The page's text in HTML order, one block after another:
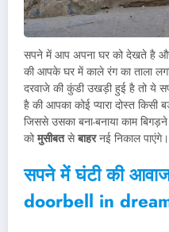
सपने में आप अपना घर को देखते है
की आपके घर में काले रंग का ताला
दरवाजे की कुंडी उखड़ी हुई है तो ये
है की आपका कोई प्यारा दोस्त किसी
जिससे उसका बना-बनाया काम
कोमुसीबतसेबाहरनई निकाल पाएंगे।
सपने में घंटी की
doorbell in